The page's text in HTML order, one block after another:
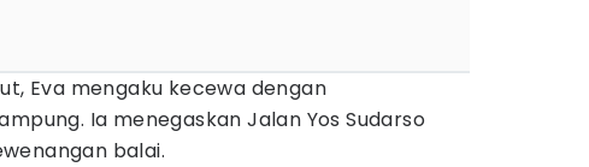
Eva mengaku kecewa dengan
Ia menegaskan Jalan Yos Sudarso
balai.